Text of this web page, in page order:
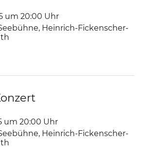
um 20:00 Uhr
, Heinrich-Fickenscher-
um 20:00 Uhr
, Heinrich-Fickenscher-